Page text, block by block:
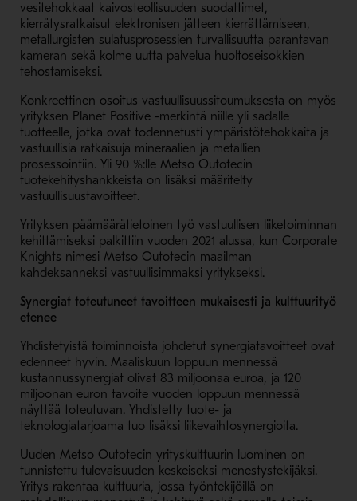
vesitehokkaat kaivosteollisuuden suodattimet,
kierrätysratkaisut elektronisen jätteen kierrättämiseen,
metallurgisten sulatus­prosessien turvallisuutta parantavan
kameran sekä kolme uutta palvelua huoltoseisokkien
tehostamiseksi.
Konkreettinen osoitus vastuullisuussitoumuksesta on myös
yrityksen Planet Positive -merkintä niille yli sadalle
tuotteelle, jotka ovat todennetusti ympäristötehokkaita ja
vastuullisia ratkaisuja mineraalien ja metallien
prosessointiin. Yli 90 %:lle Metso Outotecin
tuotekehityshankkeista on lisäksi määritelty
vastuullisuustavoitteet.
Yrityksen päämäärätietoinen työ vastuullisen liiketoiminnan
kehittämiseksi palkittiin vuoden 2021 alussa, kun Corporate
Knights nimesi Metso Outotecin maailman
kahdeksanneksi vastuullisimmaksi yritykseksi.
Synergiat toteutuneet tavoitteen mukaisesti ja kulttuurityö
etenee
Yhdistetyistä toiminnoista johdetut synergiatavoitteet ovat
edenneet hyvin. Maaliskuun loppuun mennessä
kustannussynergiat olivat 83 miljoonaa euroa, ja 120
miljoonan euron tavoite vuoden loppuun mennessä
näyttää toteutuvan. Yhdistetty tuote- ja
teknologiatarjoama tuo lisäksi liikevaihtosynergioita.
Uuden Metso Outotecin yrityskulttuurin luominen on
tunnistettu tulevaisuuden keskeiseksi menestystekijäksi.
Yritys rakentaa kulttuuria, jossa työntekijöillä on